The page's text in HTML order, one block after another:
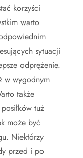
korzyści
warto
sytuacji
odprężenie.
w wygodnym
także
tuż
może być
Niektórzy
przed i po